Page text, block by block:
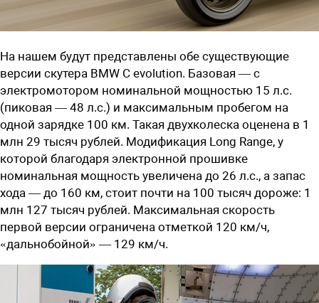
На нашем будут представлены обе существующие
версии скутера BMW C evolution. Базовая — с
электромотором номинальной мощностью 15 л.с.
(пиковая — 48 л.с.) и максимальным пробегом на
одной зарядке 100 км. Такая двухколеска оценена в 1
млн 29 тысяч рублей. Модификация Long Range, у
которой благодаря электронной прошивке
номинальная мощность увеличена до 26 л.с., а запас
хода — до 160 км, стоит почти на 100 тысяч дороже: 1
млн 127 тысяч рублей. Максимальная скорость
первой версии ограничена отметкой 120 км/ч,
«дальнобойной» — 129 км/ч.